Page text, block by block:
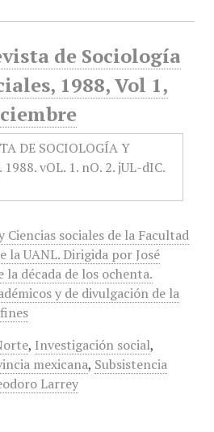
de Sociología
1988, Vol 1,
Ciencias sociales de la Facultad
la UANL. Dirigida por José
década de los ochenta.
y de divulgación de la
, Investigación social,
mexicana, Subsistencia
Larrey